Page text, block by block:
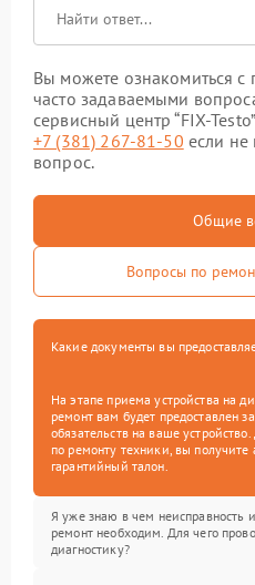
Вы можете ознакомиться
часто задаваемыми
сервисный центр “FIX-
+7 (381) 267-81-50 если не
вопрос.
Общие
Вопросы по
Какие документы вы
На этапе приема устройства на
ремонт вам будет предоставлен
обязательств на ваше
по ремонту техники, вы
гарантийный талон.
Я уже знаю в чем неисправность
ремонт необходим. Для чего
диагностику?